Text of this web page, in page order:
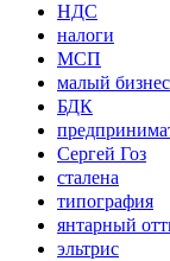
НДС
налоги
МСП
малый бизнес
БДК
Сергей Гоз
сталена
типография
янтарный
эльтрис